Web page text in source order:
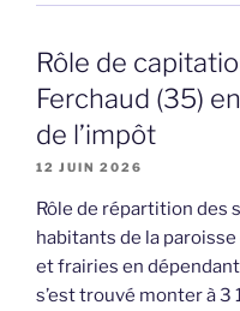
Rôle de
Ferchaud (35)
de l’impôt
12 JUIN 2026
Rôle de répartition des
habitants de la
et frairies en
s’est trouvé monter à 3